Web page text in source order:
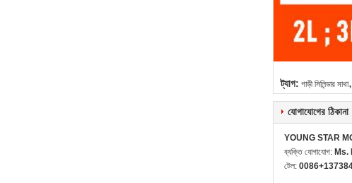
ট্যাগ: গাড়ী সিলিন্ডার মাথা,
যোগাযোগের ঠিকানা
YOUNG STAR
ব্যক্তি যোগাযোগ: Ms.
টেল: